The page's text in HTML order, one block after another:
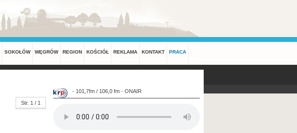
SOKOŁÓW WĘGRÓW REGION KOŚCIÓŁ REKLAMA KONTAKT PRACA
Str. 1 / 1
- 101,7fm / 106,0 fm - ONAIR